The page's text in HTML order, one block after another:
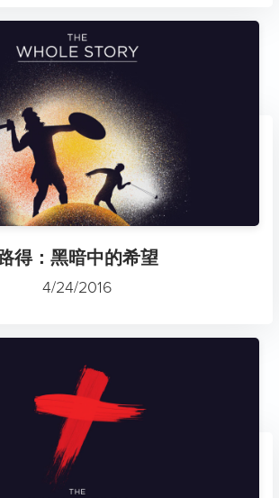
得：黑暗中的希望
4/24/2016